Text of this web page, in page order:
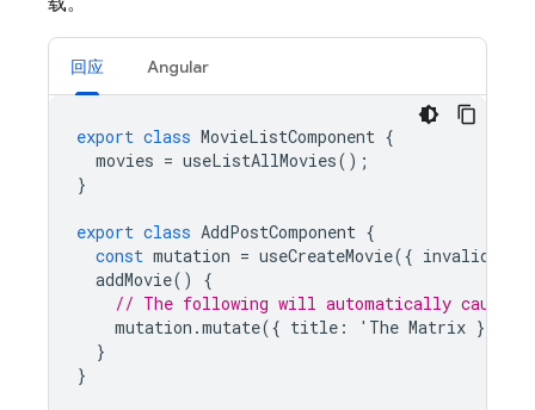
回应 Angular
export class MovieListComponent {
movies = useListAllMovies();
}
export class AddPostComponent {
const mutation = useCreateMovie({ invalidate
addMovie()
{
// The following will automatically cause
mutation .mutate({ title : ' The Matrix });
}
}